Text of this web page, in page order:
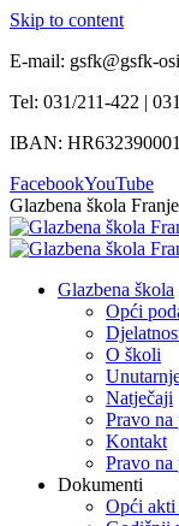
Skip to content
E-mail: gsfk@gsfk-
Tel: 031/211-422 |
IBAN:
FacebookYouTube
Glazbena škola
Glazbena škola
Opći
O školi
Natječaji
Pravo na
Kontakt
Pravo na
Dokumenti
Opći akti